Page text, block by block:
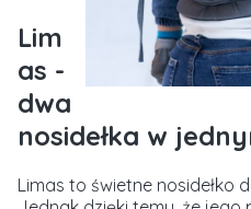
Lim
as -
dwa
nosidełka w
Limas to świetne nosidełko